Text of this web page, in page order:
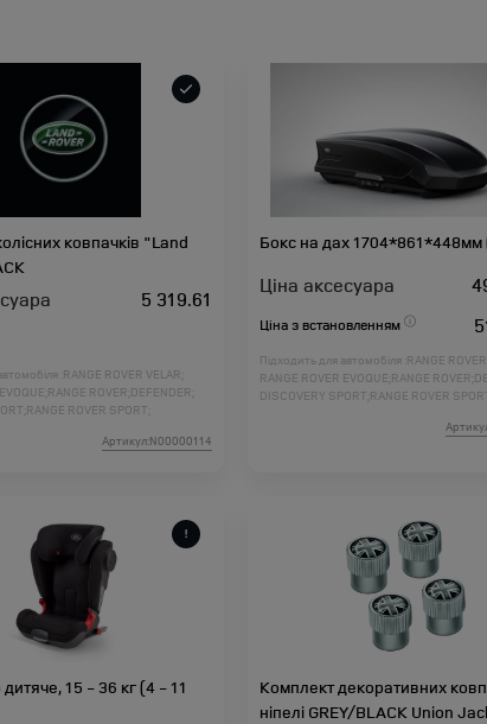
ковпачків "Land
5 319.61
: RANGE ROVER VELAR;
RANGE ROVER; DEFENDER;
RANGE ROVER SPORT;
RANGE ROVER SPORT L461;
Артикул:N00000114
Бокс на дах 1704*861*448мм
Ціна аксесуара
Ціна з встановленням
Підходить для автомобіля : RANGE ROVER
RANGE ROVER EVOQUE; RANGE ROVER;
DISCOVERY SPORT; RANGE ROVER
RANGE ROVER
дитяче, 15 - 36 кг (4 - 11
Комплект декоративних
ніпелі GREY/BLACK Union